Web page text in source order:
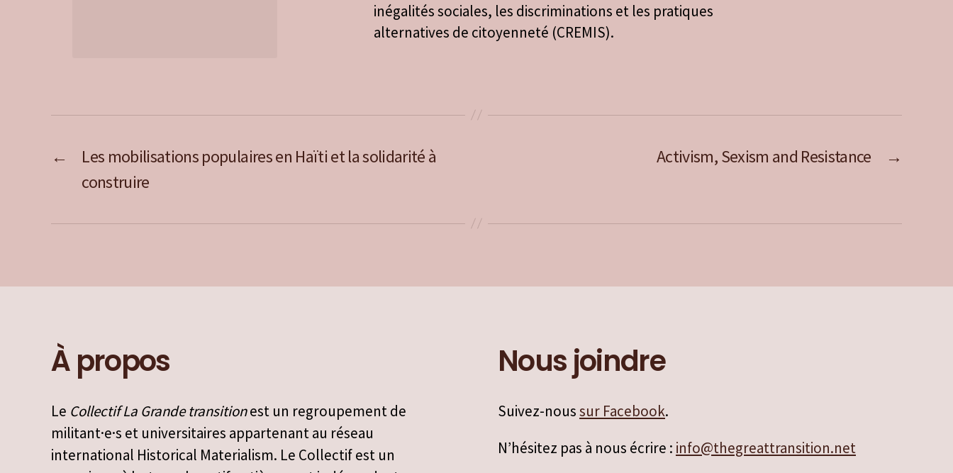
inégalités sociales, les discriminations et les pratiques
alternatives de citoyenneté (CREMIS).
←
Les mobilisations populaires en Haïti et la solidarité à
construire
→
Activism, Sexism and Resistance
À propos
Le Collectif La Grande transitionest un regroupement de
militant·e·s et universitaires appartenant au réseau
international Historical Materialism. Le Collectif est un
Nous joindre
Suivez-noussur Facebook.
N’hésitez pas à nous écrire : info@thegreattransition.net